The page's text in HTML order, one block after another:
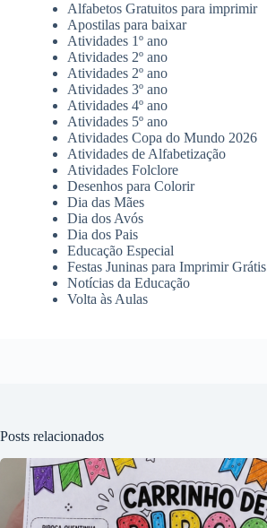
Alfabetos Gratuitos para imprimir
Apostilas para baixar
Atividades 1º ano
Atividades 2º ano
Atividades 2º ano
Atividades 3º ano
Atividades 4º ano
Atividades 5º ano
Atividades Copa do Mundo 2026
Atividades de Alfabetização
Atividades Folclore
Desenhos para Colorir
Dia das Mães
Dia dos Avós
Dia dos Pais
Educação Especial
Festas Juninas para Imprimir Grátis
Notícias da Educação
Volta às Aulas
Posts relacionados